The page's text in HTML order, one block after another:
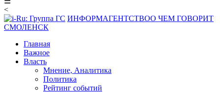
<
ИНФОРМАГЕНТСТВОО ЧЕМ ГОВОРИТ
СМОЛЕНСК
Главная
Важное
Власть
Мнение, Аналитика
Политика
Рейтинг событий